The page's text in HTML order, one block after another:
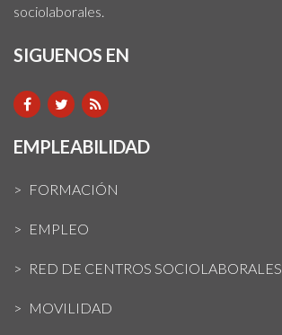
sociolaborales.
SIGUENOS EN
EMPLEABILIDAD
FORMACIÓN
EMPLEO
RED DE CENTROS SOCIOLABORALES
MOVILIDAD